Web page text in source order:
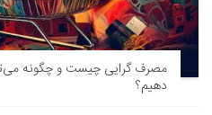
مصرف گرایی چیست و چگونه
دهیم؟